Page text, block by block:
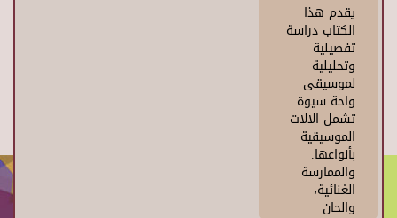
يقدم هذا
الكتاب دراسة
تفصيلية
وتحليلية
لموسيقى
واحة سيوة
تشمل الالات
الموسيقية
بأنواعها.
والممارسة
الغنائية،
والحان